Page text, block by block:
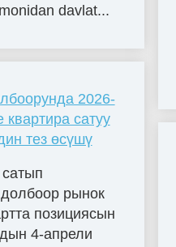
davlat...
2026-
сатуу
тез өсүшү
рынок
позициясын
4-апрели